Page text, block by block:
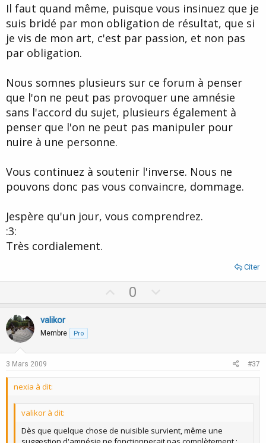
Il faut quand même, puisque vous insinuez que je
suis bridé par mon obligation de résultat, que si
je vis de mon art, c'est par passion, et non pas
par obligation.
Nous somnes plusieurs sur ce forum à penser
que l'on ne peut pas provoquer une amnésie
sans l'accord du sujet, plusieurs également à
penser que l'on ne peut pas manipuler pour
nuire à une personne.
Vous continuez à soutenir l'inverse. Nous ne
pouvons donc pas vous convaincre, dommage.
Jespère qu'un jour, vous comprendrez.
:3:
Très cordialement.
Citer
p
t
0
o
v
valikor
Membre Pro
3 Mars 2009 #37
nexia à dit:
valikor à dit:
Dès que quelque chose de nuisible survient, même une